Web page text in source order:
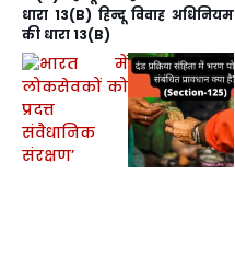
धारा 13(B) हिन्दू विवाह अधिनियम
की धारा 13(B)